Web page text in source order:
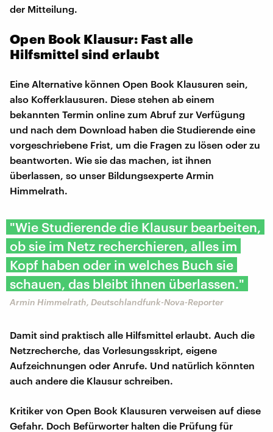
der Mitteilung.
Open Book Klausur: Fast alle
Hilfsmittel sind erlaubt
Eine Alternative können Open Book Klausuren sein,
also Kofferklausuren. Diese stehen ab einem
bekannten Termin online zum Abruf zur Verfügung
und nach dem Download haben die Studierende eine
vorgeschriebene Frist, um die Fragen zu lösen oder zu
beantworten. Wie sie das machen, ist ihnen
überlassen, so unser Bildungsexperte Armin
Himmelrath.
"Wie Studierende die Klausur bearbeiten,
ob sie im Netz recherchieren, alles im
Kopf haben oder in welches Buch sie
schauen, das bleibt ihnen überlassen."
Armin Himmelrath, Deutschlandfunk-Nova-Reporter
Damit sind praktisch alle Hilfsmittel erlaubt. Auch die
Netzrecherche, das Vorlesungsskript, eigene
Aufzeichnungen oder Anrufe. Und natürlich könnten
auch andere die Klausur schreiben.
Kritiker von Open Book Klausuren verweisen auf diese
Gefahr. Doch Befürworter halten die Prüfung für